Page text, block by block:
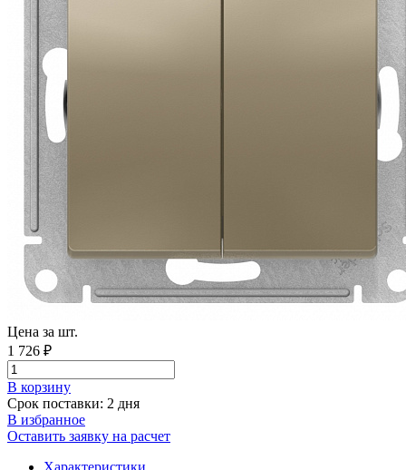
Цена за шт.
1 726 ₽
В корзинy
Срок поставки: 2 дня
В избранное
Оставить заявку на расчет
Характеристики